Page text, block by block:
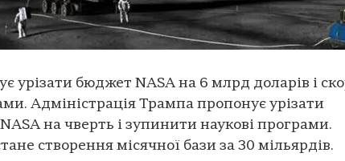
урізати бюджет NASA на 6 млрд доларів і
Адміністрація Трампа пропонує урізати
на чверть і зупинити наукові програми.
створення місячної бази за 30 мільярдів.